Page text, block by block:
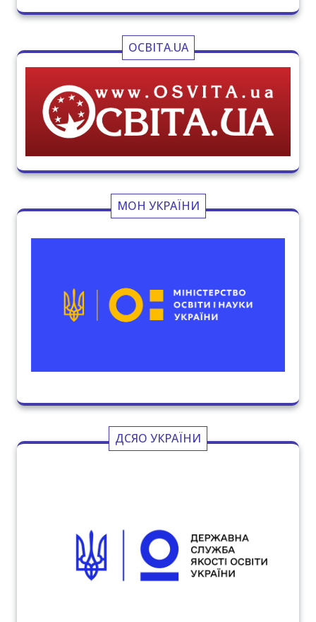
ОСВІТА.UA
МОН УКРАЇНИ
ДСЯО УКРАЇНИ